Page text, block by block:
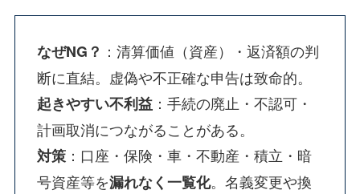
なぜNG？ ：清算価値（資産）・返済額の判
断に直結。虚偽や不正確な申告は致命的。
起きやすい不利益：手続の廃止・不認可・
計画取消につながることがある。
対策：口座・保険・車・不動産・積立・暗
号資産等を漏れなく一覧化。名義変更や換